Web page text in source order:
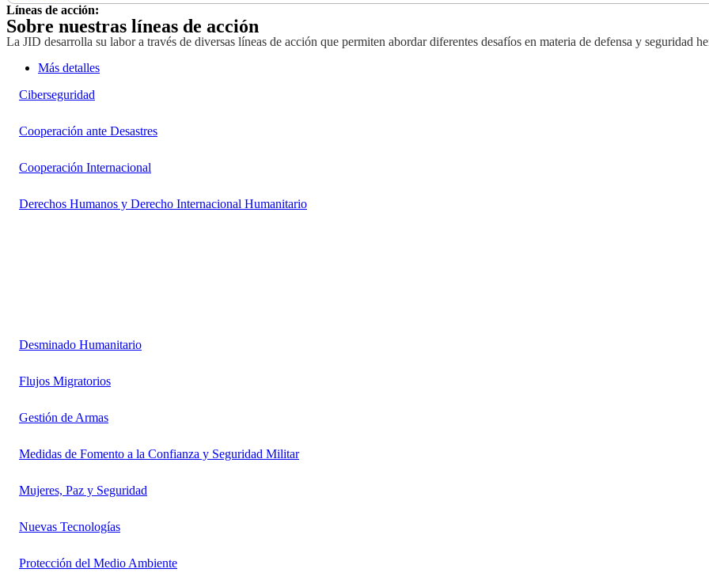
Líneas de acción:
Sobre nuestras líneas de acción
La JID desarrolla su labor a través de diversas líneas de acción que permiten abordar diferentes desafíos en materia de defensa y seguridad
Más detalles
Ciberseguridad
Cooperación ante Desastres
Cooperación Internacional
Derechos Humanos y Derecho Internacional Humanitario
Desminado Humanitario
Flujos Migratorios
Gestión de Armas
Medidas de Fomento a la Confianza y Seguridad Militar
Mujeres, Paz y Seguridad
Nuevas Tecnologías
Protección del Medio Ambiente